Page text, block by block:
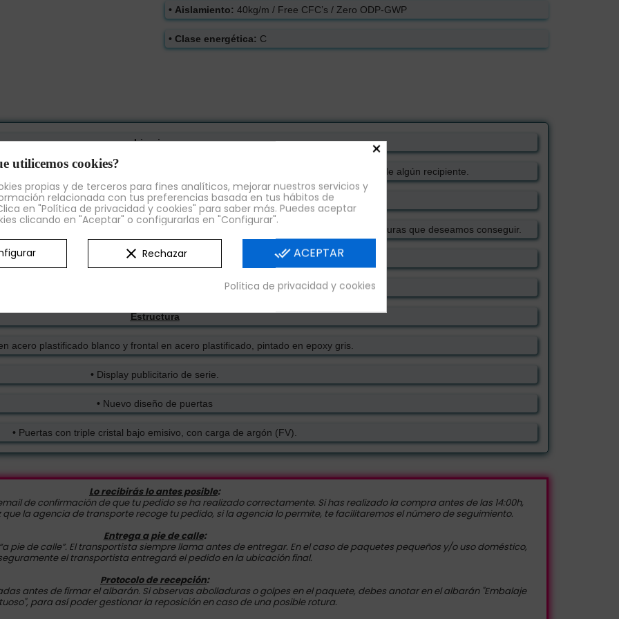
• Aislamiento: 40kg/m / Free CFC’s / Zero ODP-GWP
• Clase energética: C
Limpieza
en el interior del equipo para la evacuación de líquidos de limpieza o por rotura de algún recipiente.
Nuevo controlador temperatura
el control de la temperatura. Mayor facilidad para el ajuste del intervalo de temperaturas que deseamos conseguir.
Iluminación
Incorporación de iluminación LED.
Estructura
acero plastificado blanco y frontal en acero plastificado, pintado en epoxy gris.
• Display publicitario de serie.
• Nuevo diseño de puertas
• Puertas con triple cristal bajo emisivo, con carga de argón (FV).
Lo recibirás lo antes posible:
de confirmación de que tu pedido se ha realizado correctamente. Si has realizado la compra antes de las 14:00h,
la agencia de transporte recoge tu pedido, si la agencia lo permite, te facilitaremos el número de seguimiento.
Entrega a pie de calle:
pie de calle”. El transportista siempre llama antes de entregar. En el caso de paquetes pequeños y/o uso doméstico,
el transportista entregará el pedido en la ubicación final.
Protocolo de recepción:
antes de firmar el albarán. Si observas abolladuras o golpes en el paquete, debes anotar en el albarán "Embalaje
para así poder gestionar la reposición en caso de una posible rotura.
×
utilicemos cookies?
propias y de terceros para fines analíticos, mejorar nuestros servicios y
relacionada con tus preferencias basada en tus hábitos de
en "Política de privacidad y cookies" para saber más. Puedes aceptar
clicando en "Aceptar" o configurarlas en "Configurar".
done_allACEPTAR
clear Rechazar
Política de privacidad y cookies